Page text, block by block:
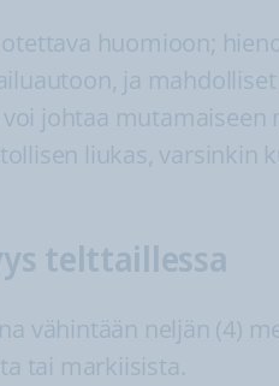
huomioon;
ja
voi johtaa
liukas, varsinkin
telttaillessa
vähintään neljän (4)
tai markiisista.